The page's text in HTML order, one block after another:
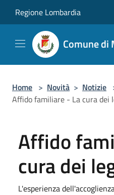
Regione Lombardia
Comune di
Home > Novità > Notizie
Affido familiare - La cura dei
Affido
cura dei
L'esperienza